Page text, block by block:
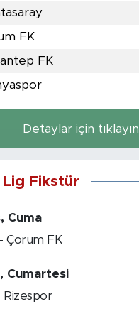
FK
FK
Detaylar için tıklayın
Fikstür
Cuma
Çorum FK
Cumartesi
Rizespor